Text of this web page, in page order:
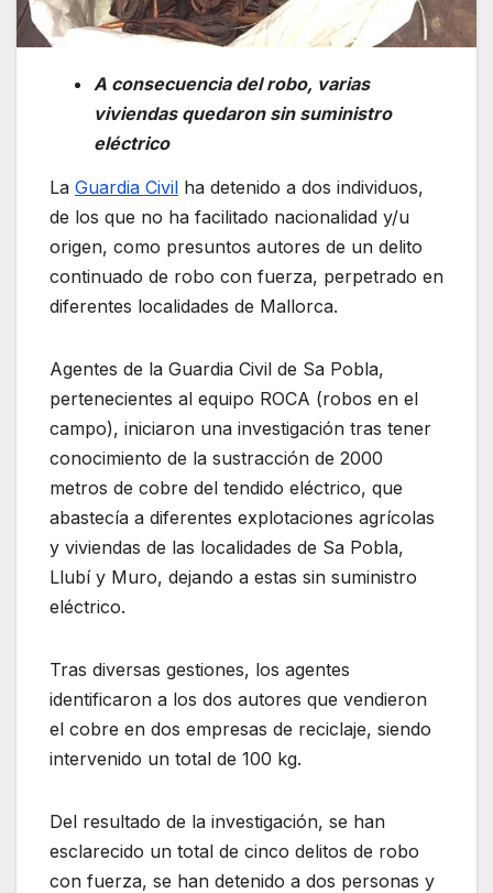
A consecuencia del robo, varias
viviendas quedaron sin suministro
eléctrico
La Guardia Civil ha detenido a dos individuos,
de los que no ha facilitado nacionalidad y/u
origen, como presuntos autores de un delito
continuado de robo con fuerza, perpetrado en
diferentes localidades de Mallorca.
Agentes de la Guardia Civil de Sa Pobla,
pertenecientes al equipo ROCA (robos en el
campo), iniciaron una investigación tras tener
conocimiento de la sustracción de 2000
metros de cobre del tendido eléctrico, que
abastecía a diferentes explotaciones agrícolas
y viviendas de las localidades de Sa Pobla,
Llubí y Muro, dejando a estas sin suministro
eléctrico.
Tras diversas gestiones, los agentes
identificaron a los dos autores que vendieron
el cobre en dos empresas de reciclaje, siendo
intervenido un total de 100 kg.
Del resultado de la investigación, se han
esclarecido un total de cinco delitos de robo
con fuerza, se han detenido a dos personas y